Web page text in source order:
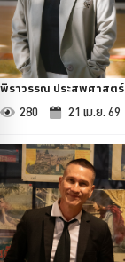
พิราวรรณ ประสพศาสตร์
280 21 เม.ย. 69